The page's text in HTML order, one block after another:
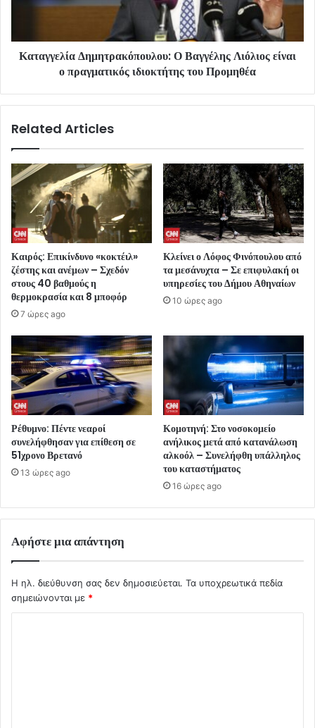
Καταγγελία Δημητρακόπουλου: Ο Βαγγέλης Λιόλιος είναι
ο πραγματικός ιδιοκτήτης του Προμηθέα
Related Articles
Καιρός: Επικίνδυνο «κοκτέιλ»
ζέστης και ανέμων – Σχεδόν
στους 40 βαθμούς η
θερμοκρασία και 8 μποφόρ
7 ώρες ago
Κλείνει ο Λόφος Φινόπουλου από
τα μεσάνυχτα – Σε επιφυλακή οι
υπηρεσίες του Δήμου Αθηναίων
10 ώρες ago
Ρέθυμνο: Πέντε νεαροί
συνελήφθησαν για επίθεση σε
51χρονο Βρετανό
13 ώρες ago
Κομοτηνή: Στο νοσοκομείο
ανήλικος μετά από κατανάλωση
αλκοόλ – Συνελήφθη υπάλληλος
του καταστήματος
16 ώρες ago
Αφήστε μια απάντηση
Η ηλ. διεύθυνση σας δεν δημοσιεύεται. Τα υποχρεωτικά πεδία
σημειώνονται με *